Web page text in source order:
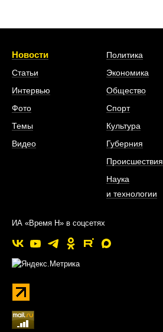
Новости
Статьи
Интервью
Фото
Темы
Видео
Политика
Экономика
Общество
Спорт
Культура
Губерния
Происшествия
Наука
и технологии
ИА «Время Н» в соцсетях